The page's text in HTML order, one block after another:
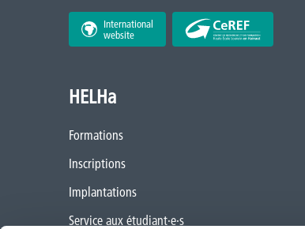
International
website
HELHa
Formations
Inscriptions
Implantations
Service aux étudiant·e·s